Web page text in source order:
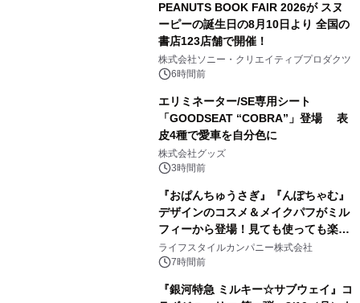
PEANUTS BOOK FAIR 2026が スヌ
ーピーの誕生日の8月10日より 全国の
書店123店舗で開催！
株式会社ソニー・クリエイティブプロダクツ
6時間前
エリミネーター/SE専用シート
「GOODSEAT “COBRA”」登場 表
皮4種で愛車を自分色に
株式会社グッズ
3時間前
『おぱんちゅうさぎ』『んぽちゃむ』
デザインのコスメ＆メイクパフがミル
フィーから登場！見ても使っても楽し
い、ポップでキュートなコレクショ
ン。
ライフスタイルカンパニー株式会社
7時間前
『銀河特急 ミルキー☆サブウェイ』コ